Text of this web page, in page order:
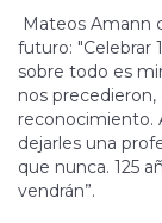
Mateos Amann
futuro: "Celebrar
sobre todo es
nos
reconocimiento.
dejarles una
que nunca. 125
vendrán”.